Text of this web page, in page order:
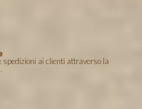
ai clienti attraverso la